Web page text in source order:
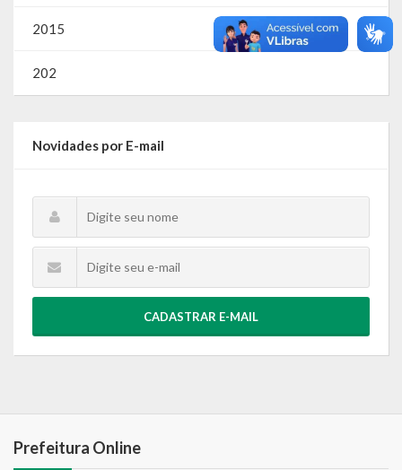
2015
202
Novidades por E-mail
CADASTRAR E-MAIL
Prefeitura Online